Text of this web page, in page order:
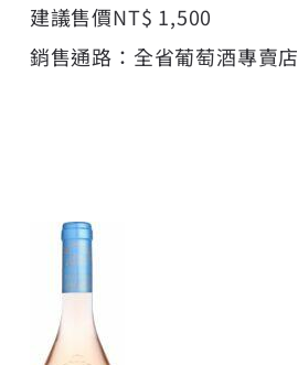
建議售價NT$ 1,500
銷售通路：全省葡萄酒專賣店